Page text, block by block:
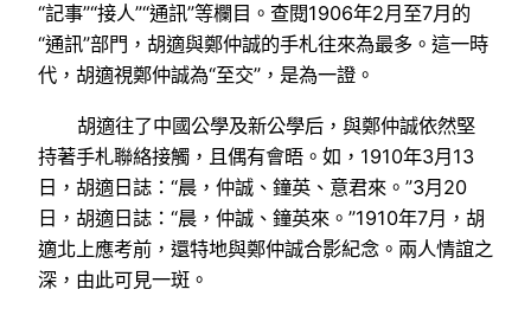
“記事”“接人”“通訊”等欄目。查閱1906年2月至7月的
“通訊”部門，胡適與鄭仲誠的手札往來為最多。這一時
代，胡適視鄭仲誠為“至交”，是為一證。
胡適往了中國公學及新公學后，與鄭仲誠依然堅
持著手札聯絡接觸，且偶有會晤。如，1910年3月13
日，胡適日誌：“晨，仲誠、鐘英、意君來。”3月20
日，胡適日誌：“晨，仲誠、鐘英來。”1910年7月，胡
適北上應考前，還特地與鄭仲誠合影紀念。兩人情誼之
深，由此可見一斑。